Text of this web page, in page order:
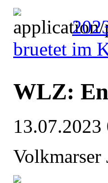
bruetet im
WLZ:
13.07.2023
Volkmarser